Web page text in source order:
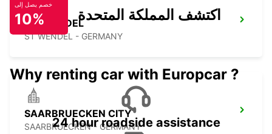
ST. WENDEL
ST WENDEL - GERMANY
SAARBRUECKEN CITY
SAARBRUECKEN - GERMANY
خصم يصل إلى
10% اكتشف المملكة المتحدة
Why renting car with Europcar ?
24 hour roadside assistance